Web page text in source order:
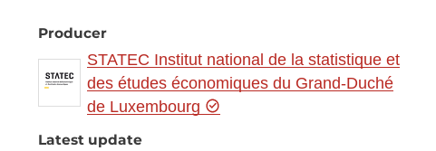
Producer
STATEC Institut national de la statistique et
des études économiques du Grand-Duché
de Luxembourg
Latest update